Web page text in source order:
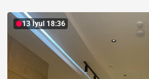
13 İyul 18:36